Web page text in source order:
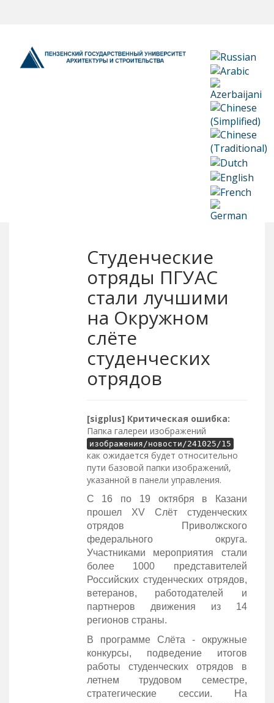
Студенческие
отряды ПГУАС
стали лучшими
на Окружном
слёте
студенческих
отрядов
[sigplus] Критическая ошибка:
Папка галереи изображений
изображения/новости/241025/15
как ожидается будет относительно
пути базовой папки изображений,
указанной в панели управления.
С 16 по 19 октября в Казани
прошел XV Слёт студенческих
отрядов Приволжского
федерального округа.
Участниками мероприятия стали
более 1000 представителей
Российских студенческих отрядов,
ветеранов, работодателей и
партнеров движения из 14
регионов страны.
В программе Слёта - окружные
конкурсы, подведение итогов
работы студенческих отрядов в
летнем трудовом семестре,
стратегические сессии. На